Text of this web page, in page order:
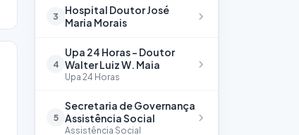
3
Hospital Doutor José
Maria Morais
4
Upa 24 Horas – Doutor
Walter Luiz W. Maia
Upa 24 Horas
5
Secretaria de Governança
Assistência Social
Assistência Social